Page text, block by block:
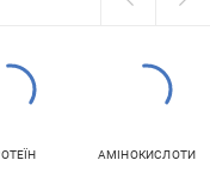
АМІНОКИСЛОТИ